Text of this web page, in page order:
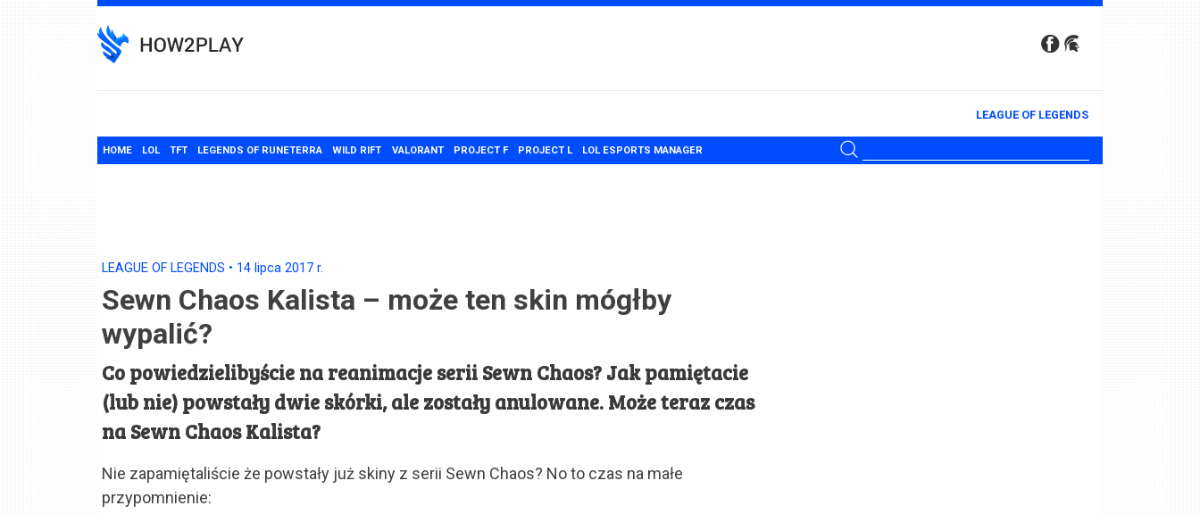
to
content
LEAGUE OF LEGENDS
HOME LOL TFT LEGENDS OF RUNETERRA WILD RIFT VALORANT PROJECT F PROJECT L LOL ESPORTS MANAGER
LEAGUE OF LEGENDS • 14 lipca 2017 r.
Sewn Chaos Kalista – może ten skin mógłby
wypalić?
Co powiedzielibyście na reanimacje serii Sewn Chaos? Jak pamiętacie
(lub nie) powstały dwie skórki, ale zostały anulowane. Może teraz czas
na Sewn Chaos Kalista?
Nie zapamiętaliście że powstały już skiny z serii Sewn Chaos? No to czas na małe
przypomnienie: